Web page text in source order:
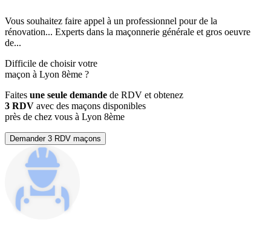
Vous souhaitez faire appel à un professionnel pour de la
rénovation... Experts dans la maçonnerie générale et gros oeuvre
de...
Difficile de choisir votre
maçon à Lyon 8ème ?
Faites une seule demande de RDV et obtenez
3 RDV avec des maçons disponibles
près de chez vous à Lyon 8ème
Demander 3 RDV maçons